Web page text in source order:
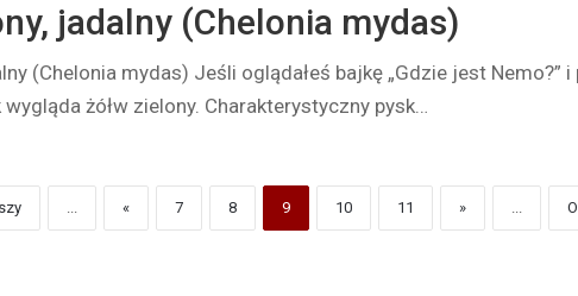
jadalny (Chelonia mydas)
(Chelonia mydas) Jeśli oglądałeś bajkę „Gdzie jest Nemo?”
wygląda żółw zielony. Charakterystyczny pysk…
... « 7 8 9 10 11 » ...